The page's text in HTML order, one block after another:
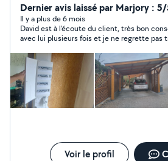
une 10ène d'année. Prêt à vous
poli aimable, ponctuel et souriant.
Dernier avis laissé par Marjory :
Il y a plus de 6 mois
David est à l'écoute du client, très bon
avec lui plusieurs fois et je ne regrette pas
Voir le profil